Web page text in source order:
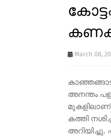
March 08,
അനന്തം
മുകളിലാണ്
കത്തി